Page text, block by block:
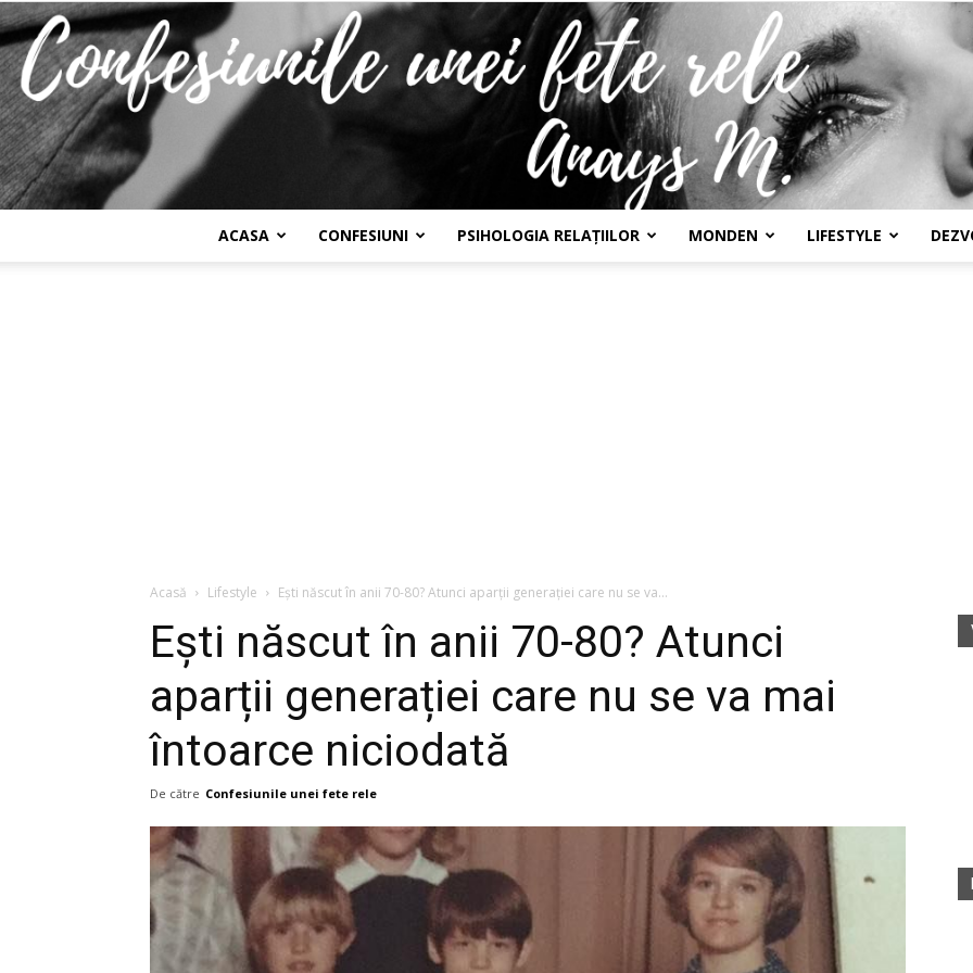
rele
ACASA CONFESIUNI PSIHOLOGIA RELAȚIILOR MONDEN LIFESTYLE
Acasă Lifestyle Ești născut în anii 70-80? Atunci aparții generației care nu se va...
Ești născut în anii 70-80? Atunci
aparții generației care nu se va mai
întoarce niciodată
De către Confesiunile unei fete rele